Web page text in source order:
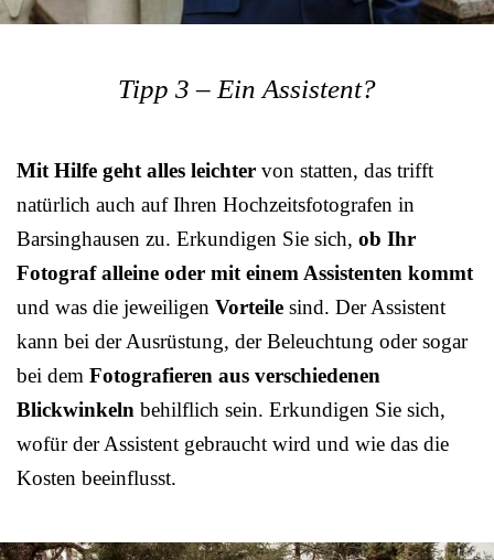
Tipp 3 – Ein Assistent?
Mit Hilfe geht alles leichter von statten, das trifft
natürlich auch auf Ihren Hochzeitsfotografen in
Barsinghausen zu. Erkundigen Sie sich, ob Ihr
Fotograf alleine oder mit einem Assistenten kommt
und was die jeweiligen Vorteile sind. Der Assistent
kann bei der Ausrüstung, der Beleuchtung oder sogar
bei dem Fotografieren aus verschiedenen
Blickwinkeln behilflich sein. Erkundigen Sie sich,
wofür der Assistent gebraucht wird und wie das die
Kosten beeinflusst.